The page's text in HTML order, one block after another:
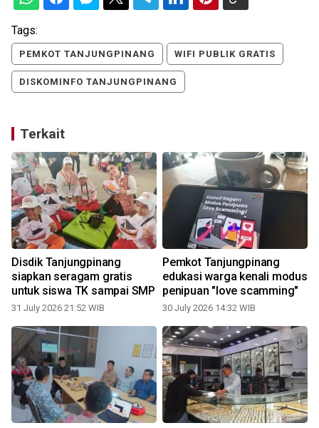
Tags:
PEMKOT TANJUNGPINANG WIFI PUBLIK GRATIS
DISKOMINFO TANJUNGPINANG
Terkait
Disdik Tanjungpinang
siapkan seragam gratis
untuk siswa TK sampai SMP
31 July 2026 21:52 WIB
Pemkot Tanjungpinang
edukasi warga kenali modus
penipuan "love scamming"
30 July 2026 14:32 WIB